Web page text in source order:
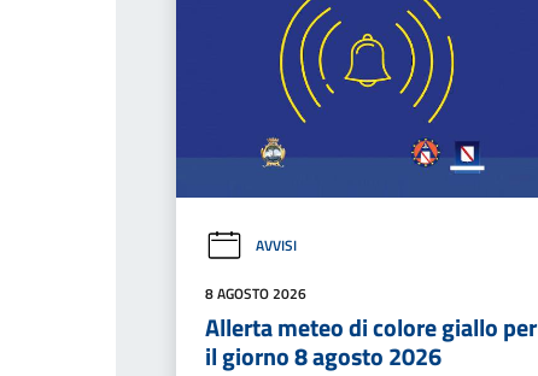
AVVISI
8 AGOSTO 2026
Allerta meteo di colore giallo per
il giorno 8 agosto 2026